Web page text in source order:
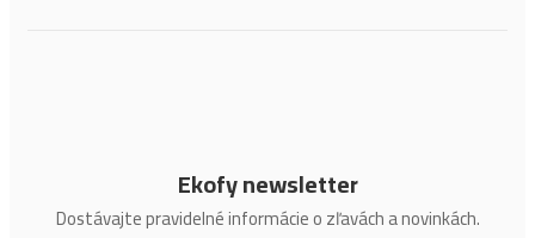
Ekofy newsletter
Dostávajte pravidelné informácie o zľavách a novinkách.